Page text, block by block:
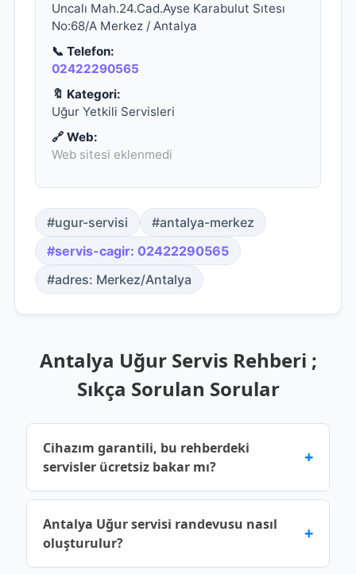
Uncalı Mah.24.Cad.Ayse Karabulut Sıtesı
No:68/A Merkez / Antalya
📞 Telefon:
02422290565
🔖 Kategori:
Uğur Yetkili Servisleri
🔗 Web:
Web sitesi eklenmedi
#ugur-servisi
#antalya-merkez
#servis-cagir: 02422290565
#adres: Merkez/Antalya
Antalya Uğur Servis Rehberi ;
Sıkça Sorulan Sorular
Cihazım garantili, bu rehberdeki
servisler ücretsiz bakar mı?
+
Üretici garantisi devam eden cihazlar için yetkili
servis noktalarına başvurmalısınız. Bu rehberde
yer alan bilgiler genel bilgilendirme amaçlıdır;
Antalya Uğur servisi randevusu nasıl
oluşturulur?
+